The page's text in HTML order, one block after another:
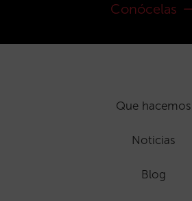
Conócelas
Que hacemos
Noticias
Blog